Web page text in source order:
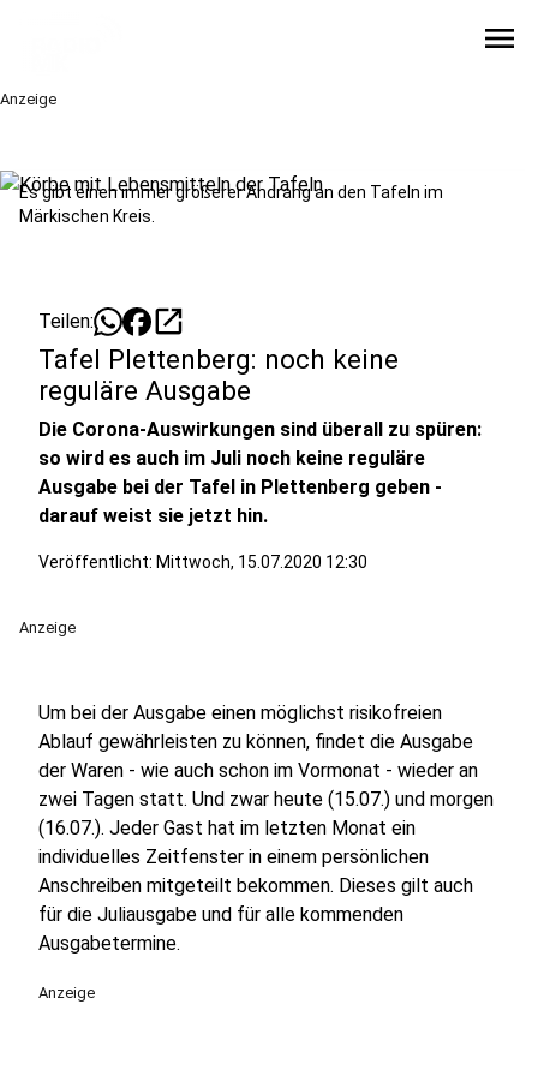
menu
Anzeige
Es gibt einen immer größerer Andrang an den Tafeln im
Märkischen Kreis.
Teilen: open_in_new
Tafel Plettenberg: noch keine
reguläre Ausgabe
Die Corona-Auswirkungen sind überall zu spüren:
so wird es auch im Juli noch keine reguläre
Ausgabe bei der Tafel in Plettenberg geben -
darauf weist sie jetzt hin.
Veröffentlicht: Mittwoch, 15.07.2020 12:30
Anzeige
Um bei der Ausgabe einen möglichst risikofreien
Ablauf gewährleisten zu können, findet die Ausgabe
der Waren - wie auch schon im Vormonat - wieder an
zwei Tagen statt. Und zwar heute (15.07.) und morgen
(16.07.). Jeder Gast hat im letzten Monat ein
individuelles Zeitfenster in einem persönlichen
Anschreiben mitgeteilt bekommen. Dieses gilt auch
für die Juliausgabe und für alle kommenden
Ausgabetermine.
Anzeige